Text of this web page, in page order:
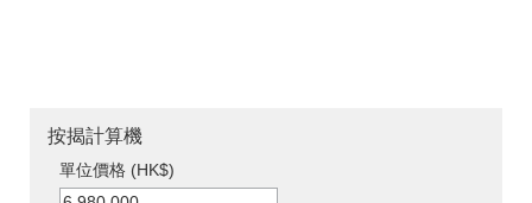
按揭計算機
單位價格 (HK$)